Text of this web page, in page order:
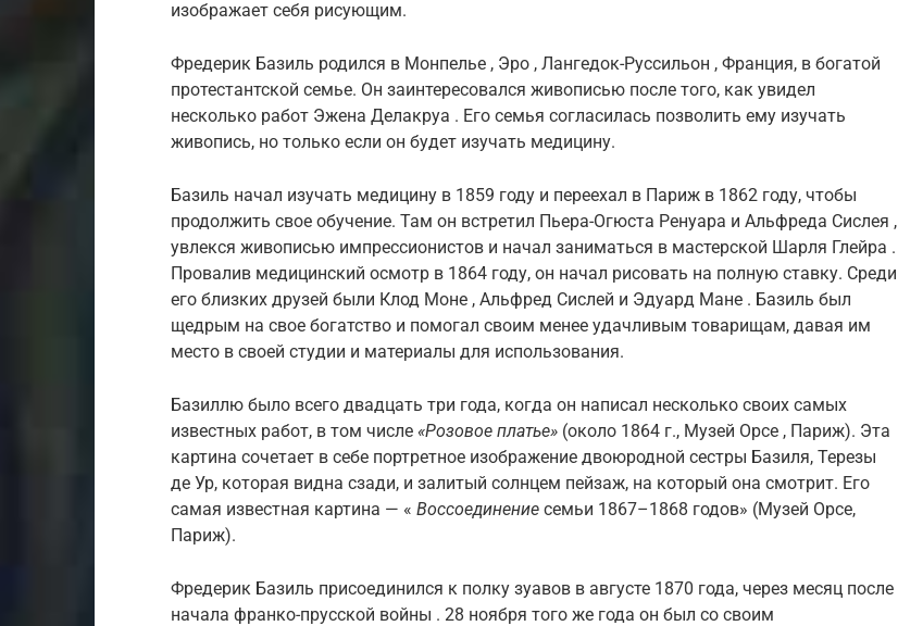
изображает себя рисующим.
Фредерик Базиль родился в Монпелье , Эро , Лангедок-Руссильон , Франция, в богатой
протестантской семье. Он заинтересовался живописью после того, как увидел
несколько работ Эжена Делакруа . Его семья согласилась позволить ему изучать
живопись, но только если он будет изучать медицину.
Базиль начал изучать медицину в 1859 году и переехал в Париж в 1862 году, чтобы
продолжить свое обучение. Там он встретил Пьера-Огюста Ренуара и Альфреда Сислея ,
увлекся живописью импрессионистов и начал заниматься в мастерской Шарля Глейра .
Провалив медицинский осмотр в 1864 году, он начал рисовать на полную ставку. Среди
его близких друзей были Клод Моне , Альфред Сислей и Эдуард Мане . Базиль был
щедрым на свое богатство и помогал своим менее удачливым товарищам, давая им
место в своей студии и материалы для использования.
Базиллю было всего двадцать три года, когда он написал несколько своих самых
известных работ, в том числе «Розовое платье» (около 1864 г., Музей Орсе , Париж). Эта
картина сочетает в себе портретное изображение двоюродной сестры Базиля, Терезы
де Ур, которая видна сзади, и залитый солнцем пейзаж, на который она смотрит. Его
самая известная картина — « Воссоединение семьи 1867–1868 годов» (Музей Орсе,
Париж).
Фредерик Базиль присоединился к полку зуавов в августе 1870 года, через месяц после
начала франко-прусской войны . 28 ноября того же года он был со своим